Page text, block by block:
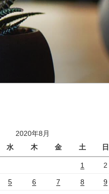
2020年8月
水 木 金 土 日
1 2
5 6 7 8 9